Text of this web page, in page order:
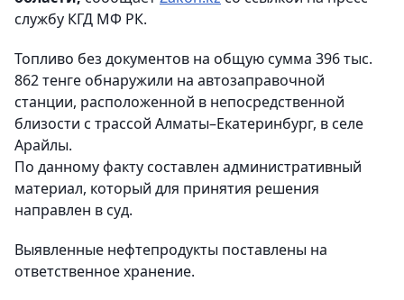
службу КГД МФ РК.
Топливо без документов на общую сумма 396 тыс.
862 тенге обнаружили на автозаправочной
станции, расположенной в непосредственной
близости с трассой Алматы–Екатеринбург, в селе
Арайлы.
По данному факту составлен административный
материал, который для принятия решения
направлен в суд.
Выявленные нефтепродукты поставлены на
ответственное хранение.